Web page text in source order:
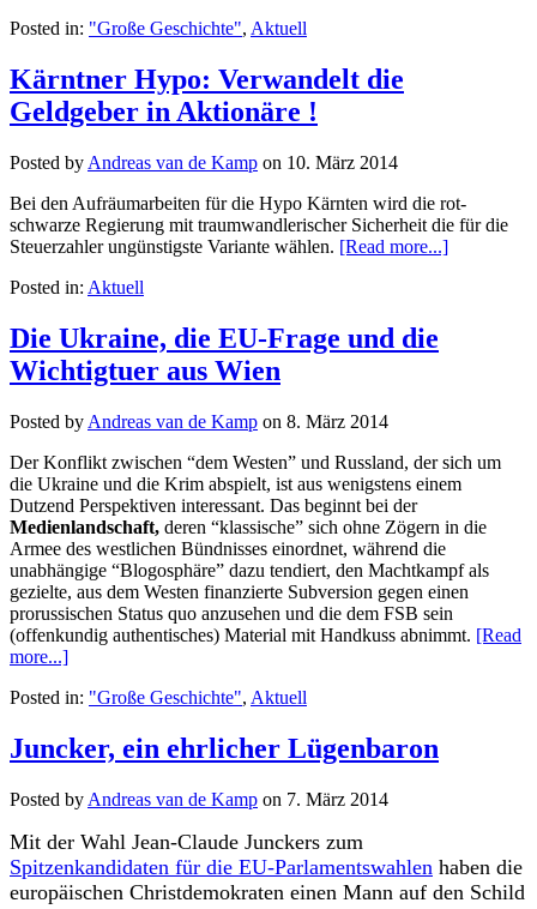
Posted in: "Große Geschichte", Aktuell
Kärntner Hypo: Verwandelt die
Geldgeber in Aktionäre !
Posted by Andreas van de Kamp on 10. März 2014
Bei den Aufräumarbeiten für die Hypo Kärnten wird die rot-
schwarze Regierung mit traumwandlerischer Sicherheit die für die
Steuerzahler ungünstigste Variante wählen. [Read more...]
Posted in: Aktuell
Die Ukraine, die EU-Frage und die
Wichtigtuer aus Wien
Posted by Andreas van de Kamp on 8. März 2014
Der Konflikt zwischen “dem Westen” und Russland, der sich um
die Ukraine und die Krim abspielt, ist aus wenigstens einem
Dutzend Perspektiven interessant. Das beginnt bei der
Medienlandschaft, deren “klassische” sich ohne Zögern in die
Armee des westlichen Bündnisses einordnet, während die
unabhängige “Blogosphäre” dazu tendiert, den Machtkampf als
gezielte, aus dem Westen finanzierte Subversion gegen einen
prorussischen Status quo anzusehen und die dem FSB sein
(offenkundig authentisches) Material mit Handkuss abnimmt. [Read
more...]
Posted in: "Große Geschichte", Aktuell
Juncker, ein ehrlicher Lügenbaron
Posted by Andreas van de Kamp on 7. März 2014
Mit der Wahl Jean-Claude Junckers zum
Spitzenkandidaten für die EU-Parlamentswahlen haben die
europäischen Christdemokraten einen Mann auf den Schild